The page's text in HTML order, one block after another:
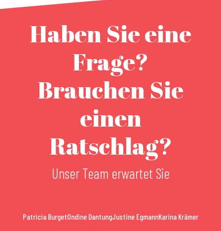
Haben Sie eine
Frage?
Brauchen Sie
einen
Ratschlag?
Unser Team erwartet Sie
Patricia BurgetOndine DantungJustine EgmannKarina Krämer